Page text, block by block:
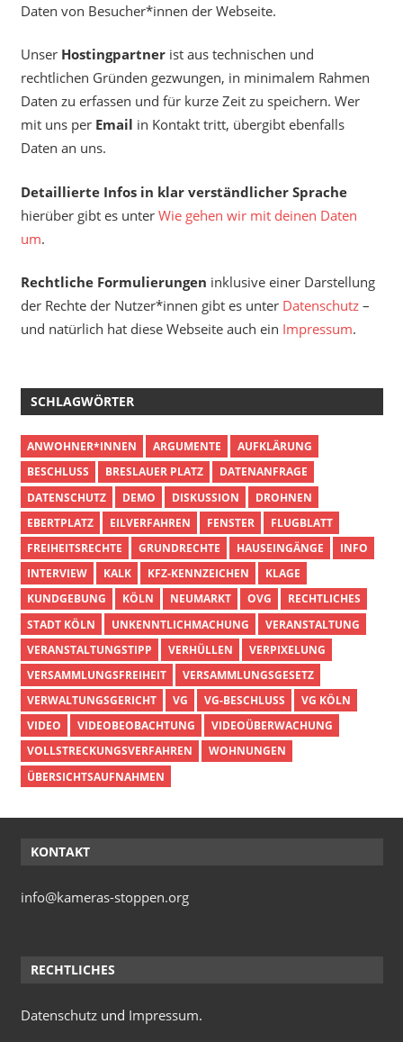
Daten von Besucher*innen der Webseite.
Unser Hostingpartnerist aus technischen und
rechtlichen Gründen gezwungen, in minimalem Rahmen
Daten zu erfassen und für kurze Zeit zu speichern. Wer
mit uns per Email in Kontakt tritt, übergibt ebenfalls
Daten an uns.
Detaillierte Infos in klar verständlicher Sprache
hierüber gibt es unter Wie gehen wir mit deinen Daten
um.
Rechtliche Formulierungen inklusive einer Darstellung
der Rechte der Nutzer*innen gibt es unter Datenschutz–
und natürlich hat diese Webseite auch ein Impressum.
SCHLAGWÖRTER
ANWOHNER*INNEN ARGUMENTE
AUFKLÄRUNG
BESCHLUSS
BRESLAUER PLATZ
DATENANFRAGE
DATENSCHUTZ
DEMO DISKUSSION
DROHNEN
EBERTPLATZ
EILVERFAHREN FENSTER
FLUGBLATT
FREIHEITSRECHTE
GRUNDRECHTE HAUSEINGÄNGE
INFO
INTERVIEW
KALK KFZ-KENNZEICHEN
KLAGE
KUNDGEBUNG
KÖLN NEUMARKT OVG
RECHTLICHES
STADT KÖLN
UNKENNTLICHMACHUNG
VERANSTALTUNG
VERANSTALTUNGSTIPP
VERHÜLLEN
VERPIXELUNG
VERSAMMLUNGSFREIHEIT
VERSAMMLUNGSGESETZ
VERWALTUNGSGERICHT
VG VG-BESCHLUSS
VG KÖLN
VIDEO
VIDEOBEOBACHTUNG
VIDEOÜBERWACHUNG
VOLLSTRECKUNGSVERFAHREN
WOHNUNGEN
ÜBERSICHTSAUFNAHMEN
KONTAKT
info@kameras-stoppen.org
RECHTLICHES
Datenschutzund Impressum.